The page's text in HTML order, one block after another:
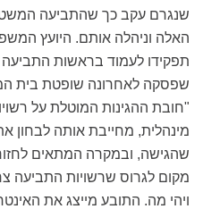
שנגרם עקב כך שהתביעה
האלה וניהלה אותם. היועץ
תפקידו לעמוד בראשות התביעה
שפסקה לאחרונה שופטת בית
"חובת ההגינות המוטלת על
מינהלית, מחייבת אותה לבחון
שהגישה, ובמקרה המתאים לחזור
מקום לגרוס שרשויות התביעה
ויהי מה. התובע מייצג את